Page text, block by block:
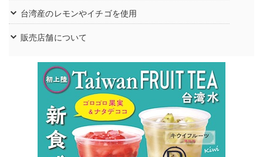
台湾産のレモンやイチゴを使用
販売店舗について